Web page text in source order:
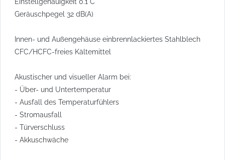
Geräuschpegel 32 dB(A)
Innen- und Außengehäuse einbrennlackiertes Stahlblech
CFC/HCFC-freies Kältemittel
Akustischer und visueller Alarm bei:
- Über- und Untertemperatur
- Ausfall des Temperaturfühlers
- Stromausfall
- Türverschluss
- Akkuschwäche